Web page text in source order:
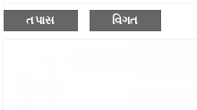
તપાસ વિગત